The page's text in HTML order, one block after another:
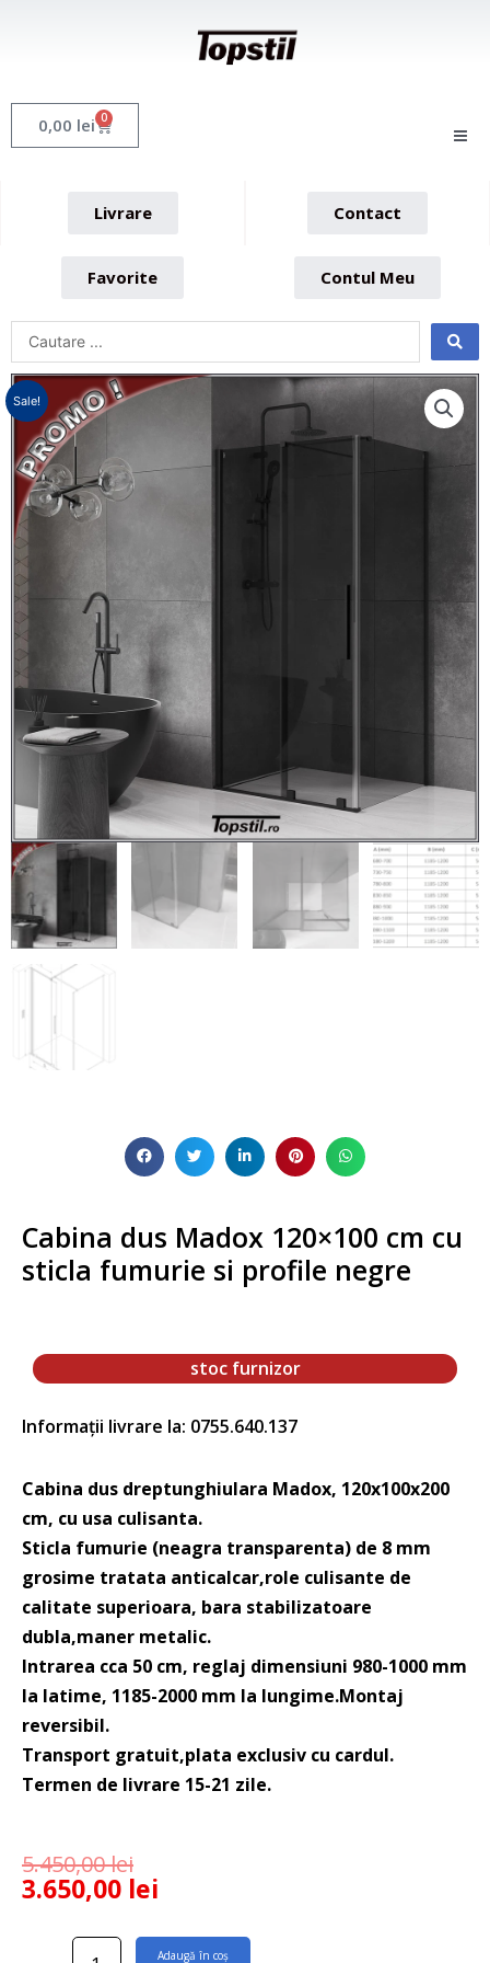
0,00 lei 0 Cart
Livrare Contact
Favorite Contul Meu
Sale!
Cabina dus Madox 120×100 cm cu
sticla fumurie si profile negre
stoc furnizor
Informații livrare la: 0755.640.137
Cabina dus dreptunghiulara Madox, 120x100x200
cm, cu usa culisanta.
Sticla fumurie (neagra transparenta) de 8 mm
grosime tratata anticalcar,role culisante de
calitate superioara, bara stabilizatoare
dubla,maner metalic.
Intrarea cca 50 cm, reglaj dimensiuni 980-1000 mm
la latime, 1185-2000 mm la lungime.Montaj
reversibil.
Transport gratuit,plata exclusiv cu cardul.
Termen de livrare 15-21 zile.
5.450,00lei
3.650,00 lei
Cantitate
Adaugă în coș